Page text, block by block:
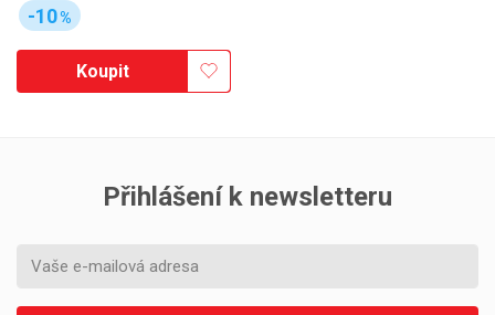
-10%
Koupit
Přihlášení k newsletteru